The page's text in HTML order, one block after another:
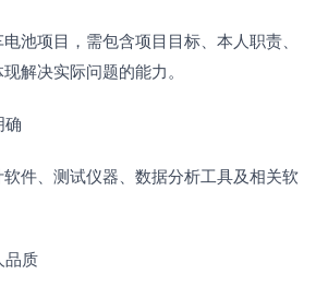
池项目，需包含项目目标、本人职责、
解决实际问题的能力。
确
件、测试仪器、数据分析工具及相关软
品质